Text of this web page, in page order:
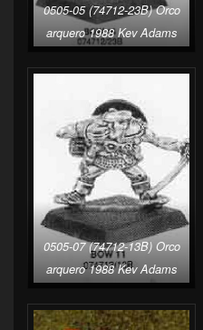
0505-05 (74712-23B) Orco
arquero 1988 Kev Adams
0505-07 (74712-13B) Orco
arquero 1988 Kev Adams